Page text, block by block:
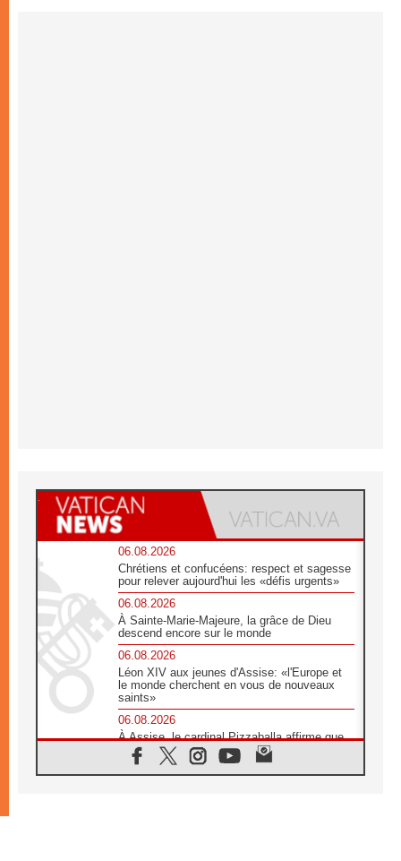
06.08.2026
Chrétiens et confucéens: respect et sagesse
pour relever aujourd'hui les «défis urgents»
06.08.2026
À Sainte-Marie-Majeure, la grâce de Dieu
descend encore sur le monde
06.08.2026
Léon XIV aux jeunes d'Assise: «l'Europe et
le monde cherchent en vous de nouveaux
saints»
06.08.2026
À Assise, le cardinal Pizzaballa affirme que
«les chrétiens veulent la paix»
06.08.2026